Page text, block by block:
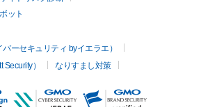
ット
ーセキュリティ byイエラエ）
）
なりすまし対策